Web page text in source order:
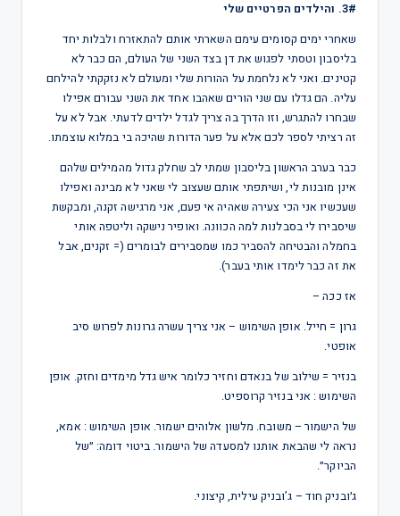
3#. והילדים הפרטיים שלי
שאחרי ימים קסומים עימם השארתי אותם להתאזרח ולבלות יחד
בליסבון וטסתי לפגוש את דן בצד השני של העולם, הם כבר לא
קטינים. ואני לא נלחמת על ההורות שלי ומעולם לא נזקקתי להילחם
עליה. הם גדלו עם שני הורים שאהבו אחד את השני עבורם אפילו
שבחרו להתגרש, וזו הדרך בה צריך לגדל ילדים לדעתי. אבל לא על
זה רציתי לספר לכם אלא על פער הדורות שהיכה בי במלוא עוצמתו.
כבר בערב הראשון בליסבון שמתי לב שחלק גדול מהמילים שלהם
אינן מובנות לי, ושיתפתי אותם שעצוב לי שאני לא מבינה ואפילו
שעכשיו אני הכי צעירה שאהיה אי פעם, אני מרגישה זקנה, ומבקשת
שיסבירו לי בסבלנות למה הכוונה. ואופיר נישקה וליטפה אותי
בחמלה והבטיחה להסביר כמו שמסבירים לבומרים (= זקנים, אבל
את זה כבר לימדו אותי בעבר).
אז ככה –
גרון = חייל. אופן השימוש – אני צריך עשרה גרונות לפרוש סיב
אופטי.
בנזיר = שילוב של בנאדם וחזיר כלומר איש גדל מימדים וחזק. אופן
השימוש : אני בנזיר קרוספיט.
של הישמור – משובח. מלשון אלוהים ישמור. אופן השימוש : אמא,
נראה לי שהבאת אותנו למסעדה של הישמור. ביטוי דומה: ״של
הביוקר״.
ג׳ובניק חוד – ג’ובניק עילית, קיצוני.